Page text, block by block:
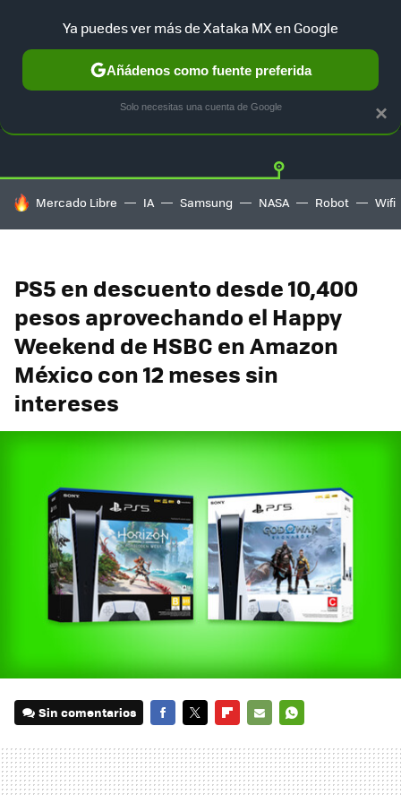
GUÍA DE COMPRAS MERCADO LIBRE
HOY SE HABLA DE
Mercado Libre IA Samsung NASA Robot Wifi
PS5 en descuento desde 10,400
pesos aprovechando el Happy
Weekend de HSBC en Amazon
México con 12 meses sin
intereses
Sin comentarios
MAIL
×
Ya puedes ver más de Xataka MX en Google
Añádenos como fuente preferida
Solo necesitas una cuenta de Google